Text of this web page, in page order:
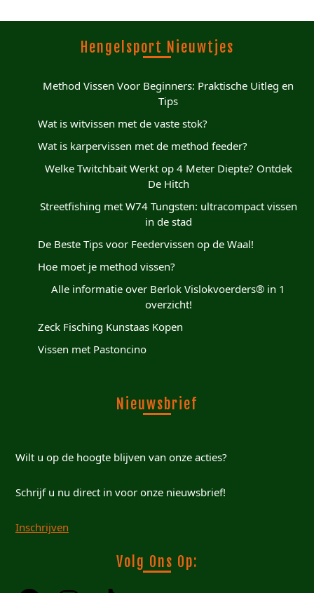
Hengelsport Nieuwtjes
Method Vissen Voor Beginners: Praktische Uitleg en
Tips
Wat is witvissen met de vaste stok?
Wat is karpervissen met de method feeder?
Welke Twitchbait Werkt op 4 Meter Diepte? Ontdek
De Hitch
Streetfishing met W74 Tungsten: ultracompact vissen
in de stad
De Beste Tips voor Feedervissen op de Waal!
Hoe moet je method vissen?
Alle informatie over Berlok Vislokvoerders® in 1
overzicht!
Zeck Fisching Kunstaas Kopen
Vissen met Pastoncino
Nieuwsbrief
Wilt u op de hoogte blijven van onze acties?
Schrijf u nu direct in voor onze nieuwsbrief!
Inschrijven
Volg Ons Op: